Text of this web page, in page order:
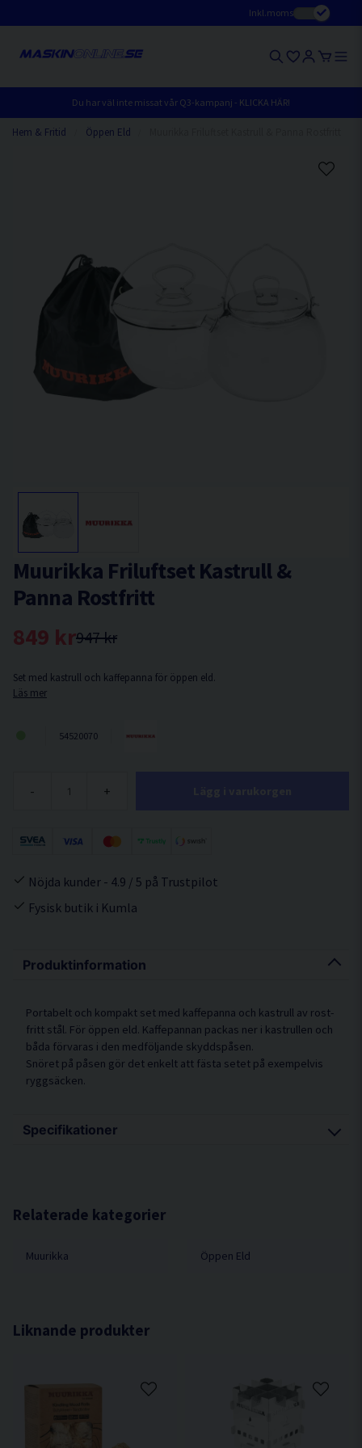
Inkl.moms
Du har väl inte missat vår Q3-kampanj - KLICKA HÄR!
Hem & Fritid Öppen Eld
Produktinformation
Portabelt och kompakt set med kaffepanna och kastrull av rost­
fritt stål. För öppen eld. Kaffepannan packas ner i kastrullen och
båda förvaras i den medföljande skyddspåsen.
Snöret på påsen gör det enkelt att fästa setet på exempelvis
ryggsäcken.
Specifikationer
Relaterade kategorier
Muurikka Öppen Eld
Muurikka Friluftset Kastrull &
Panna Rostfritt
947 kr
849 kr
Set med kastrull och kaffepanna för öppen eld.
Läs mer
54520070
- +
Nöjda kunder - 4.9 / 5 på Trustpilot
Fysisk butik i Kumla
Liknande produkter